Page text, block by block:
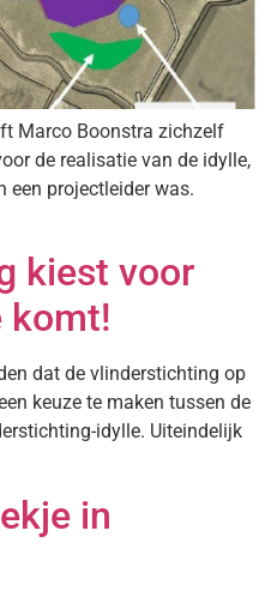
Marco Boonstra zichzelf
de realisatie van de idylle,
een projectleider was.
kiest voor
komt!
dat de vlinderstichting op
keuze te maken tussen de
idylle. Uiteindelijk
in